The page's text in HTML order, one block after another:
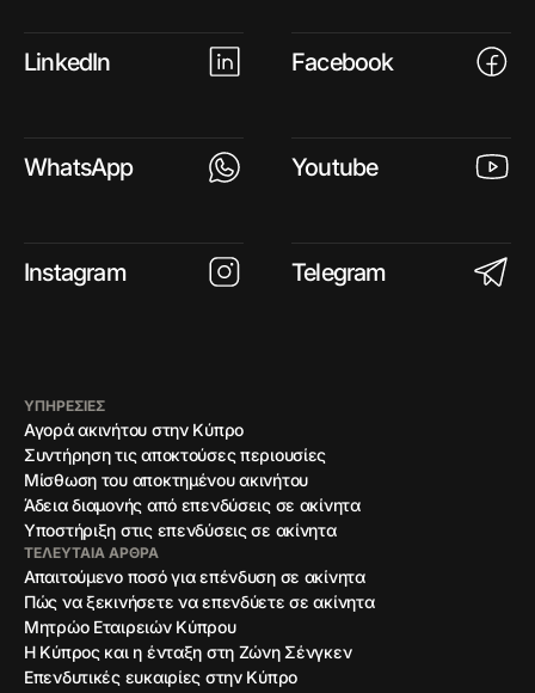
LinkedIn Facebook
WhatsApp Youtube
Instagram Telegram
ΥΠΗΡΕΣΙΕΣ
Αγορά ακινήτου στην Κύπρο
Συντήρηση τις αποκτούσες περιουσίες
Μίσθωση του αποκτημένου ακινήτου
Άδεια διαμονής από επενδύσεις σε ακίνητα
Υποστήριξη στις επενδύσεις σε ακίνητα
ΤΕΛΕΥΤΑΊΑ ΆΡΘΡΑ
Απαιτούμενο ποσό για επένδυση σε ακίνητα
Πώς να ξεκινήσετε να επενδύετε σε ακίνητα
Μητρώο Εταιρειών Κύπρου
Η Κύπρος και η ένταξη στη Ζώνη Σένγκεν
Επενδυτικές ευκαιρίες στην Κύπρο